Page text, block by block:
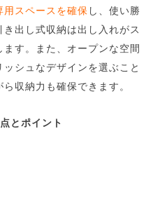
用スペースを確保 し、使い勝
出し式収納は出し入れがス
す。また、オープンな空間
シュなデザインを選ぶこと
収納力も確保できます。
とポイント